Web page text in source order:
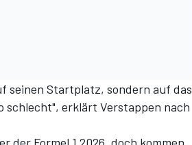
seinen Startplatz, sondern auf das
schlecht", erklärt Verstappen nach